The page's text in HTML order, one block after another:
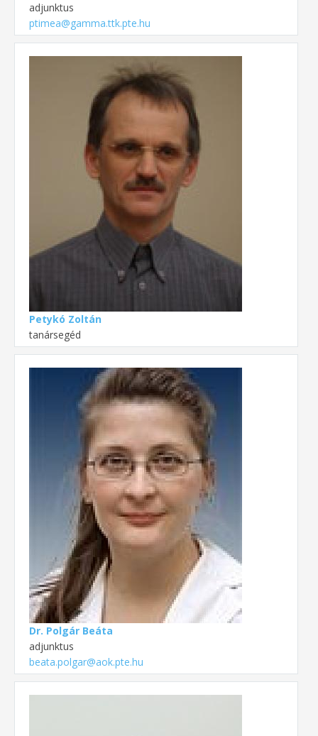
adjunktus
ptimea@gamma.ttk.pte.hu
Petykó Zoltán
tanársegéd
Dr. Polgár Beáta
adjunktus
beata.polgar@aok.pte.hu